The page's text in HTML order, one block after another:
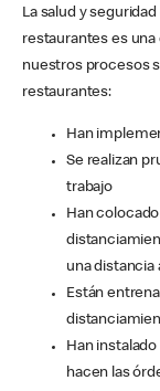
La salud y
restaurantes es
nuestros procesos
restaurantes:
Han
Se realizan
trabajo
Han
una distancia
Están
Han
hacen las